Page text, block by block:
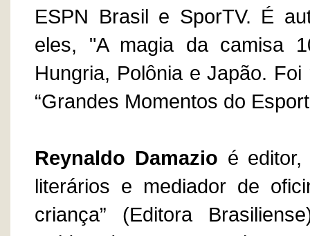
ESPN Brasil e SporTV. É
eles, "A magia da camisa
Hungria, Polônia e Japão.
“Grandes Momentos do
Reynaldo Damazio é
literários e mediador de
criança” (Editora